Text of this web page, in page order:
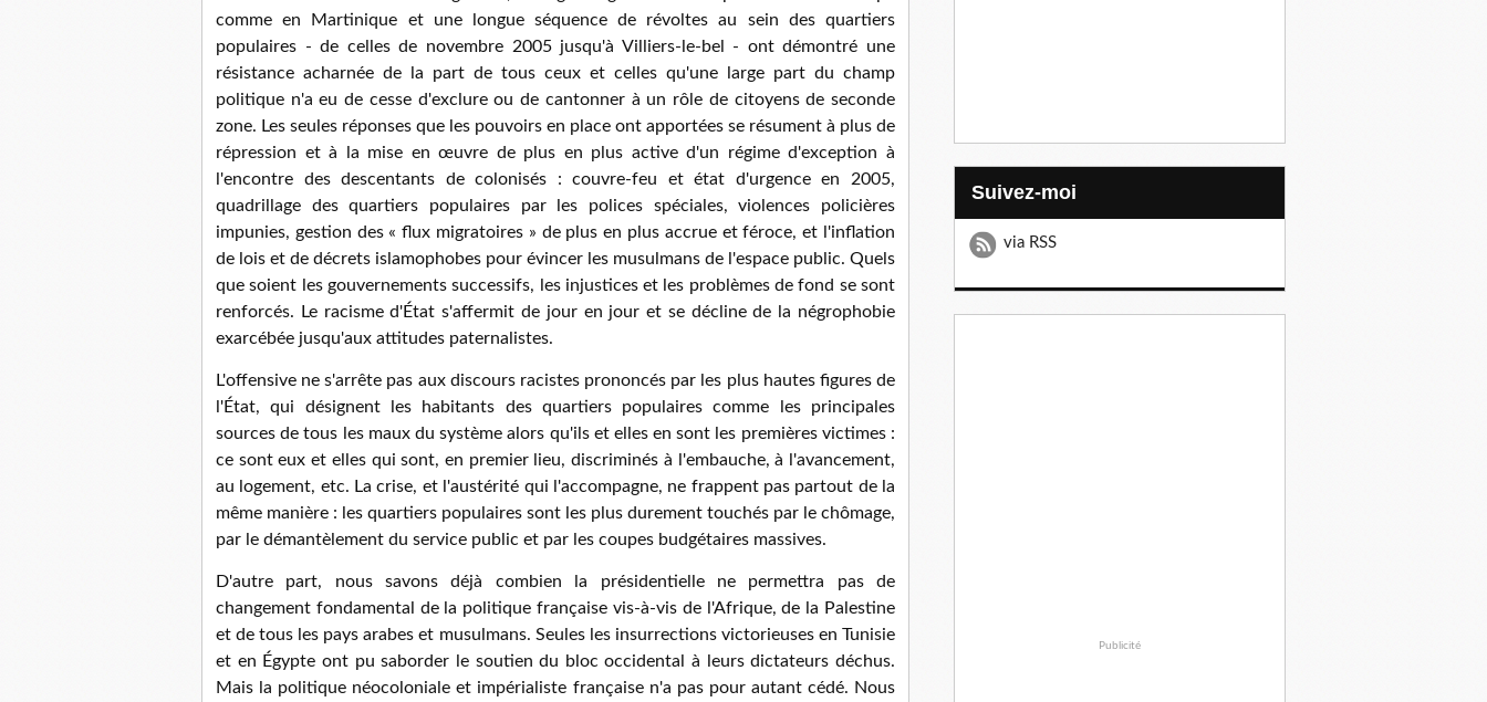
comme en Martinique et une longue séquence de révoltes au sein des quartiers
populaires - de celles de novembre 2005 jusqu'à Villiers-le-bel - ont démontré une
résistance acharnée de la part de tous ceux et celles qu'une large part du champ
politique n'a eu de cesse d'exclure ou de cantonner à un rôle de citoyens de seconde
zone. Les seules réponses que les pouvoirs en place ont apportées se résument à plus de
répression et à la mise en œuvre de plus en plus active d'un régime d'exception à
l'encontre des descentants de colonisés : couvre-feu et état d'urgence en 2005,
quadrillage des quartiers populaires par les polices spéciales, violences policières
impunies, gestion des « flux migratoires » de plus en plus accrue et féroce, et l'inflation
de lois et de décrets islamophobes pour évincer les musulmans de l'espace public. Quels
que soient les gouvernements successifs, les injustices et les problèmes de fond se sont
renforcés. Le racisme d'État s'affermit de jour en jour et se décline de la négrophobie
exarcébée jusqu'aux attitudes paternalistes.
L'offensive ne s'arrête pas aux discours racistes prononcés par les plus hautes figures de
l'État, qui désignent les habitants des quartiers populaires comme les principales
sources de tous les maux du système alors qu'ils et elles en sont les premières victimes :
ce sont eux et elles qui sont, en premier lieu, discriminés à l'embauche, à l'avancement,
au logement, etc. La crise, et l'austérité qui l'accompagne, ne frappent pas partout de la
même manière : les quartiers populaires sont les plus durement touchés par le chômage,
par le démantèlement du service public et par les coupes budgétaires massives.
D'autre part, nous savons déjà combien la présidentielle ne permettra pas de
changement fondamental de la politique française vis-à-vis de l'Afrique, de la Palestine
et de tous les pays arabes et musulmans. Seules les insurrections victorieuses en Tunisie
et en Égypte ont pu saborder le soutien du bloc occidental à leurs dictateurs déchus.
Mais la politique néocoloniale et impérialiste française n'a pas pour autant cédé. Nous
Suivez-moi
via RSS
Publicité